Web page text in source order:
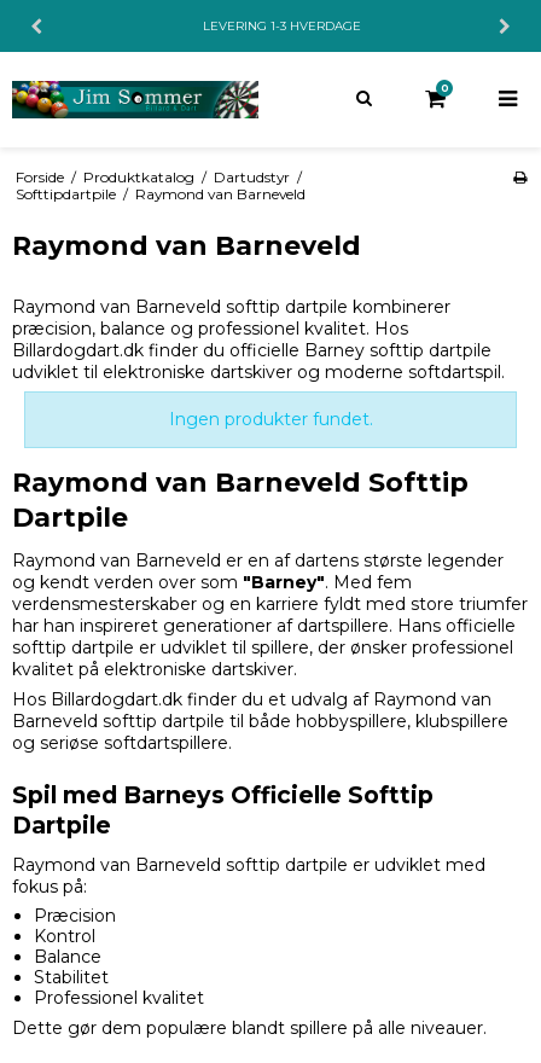
LEVERING 1-3 HVERDAGE
0
Forside / Produktkatalog / Dartudstyr /
Softtipdartpile / Raymond van Barneveld
Raymond van Barneveld
Raymond van Barneveld softtip dartpile kombinerer
præcision, balance og professionel kvalitet. Hos
Billardogdart.dk finder du officielle Barney softtip dartpile
udviklet til elektroniske dartskiver og moderne softdartspil.
Ingen produkter fundet.
Raymond van Barneveld Softtip
Dartpile
Raymond van Barneveld er en af dartens største legender
og kendt verden over som "Barney". Med fem
verdensmesterskaber og en karriere fyldt med store triumfer
har han inspireret generationer af dartspillere. Hans officielle
softtip dartpile er udviklet til spillere, der ønsker professionel
kvalitet på elektroniske dartskiver.
Hos Billardogdart.dk finder du et udvalg af Raymond van
Barneveld softtip dartpile til både hobbyspillere, klubspillere
og seriøse softdartspillere.
Spil med Barneys Officielle Softtip
Dartpile
Raymond van Barneveld softtip dartpile er udviklet med
fokus på:
Præcision
Kontrol
Balance
Stabilitet
Professionel kvalitet
Dette gør dem populære blandt spillere på alle niveauer.